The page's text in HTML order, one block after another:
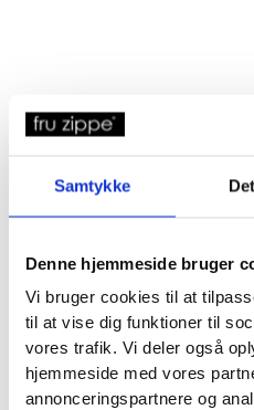
Samtykke
Denne hjemmeside bruger
Vi bruger cookies til at
til at vise dig funktioner til
vores trafik. Vi deler også
hjemmeside med vores
annonceringspartnere og